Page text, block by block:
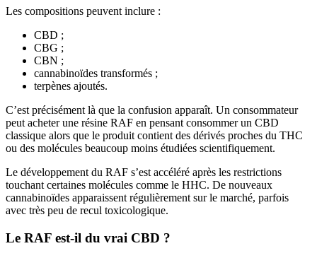
Les compositions peuvent inclure :
CBD ;
CBG ;
CBN ;
cannabinoïdes transformés ;
terpènes ajoutés.
C’est précisément là que la confusion apparaît. Un consommateur
peut acheter une résine RAF en pensant consommer un CBD
classique alors que le produit contient des dérivés proches du THC
ou des molécules beaucoup moins étudiées scientifiquement.
Le développement du RAF s’est accéléré après les restrictions
touchant certaines molécules comme le HHC. De nouveaux
cannabinoïdes apparaissent régulièrement sur le marché, parfois
avec très peu de recul toxicologique.
Le RAF est-il du vrai CBD ?